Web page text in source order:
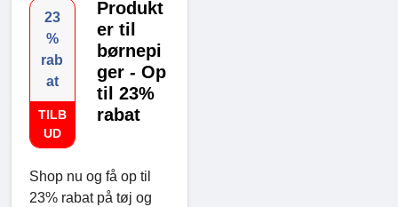
23
%
rab
at
TILB
UD
Produkt
er til
børnepi
ger - Op
til 23%
rabat
Shop nu og få op til
23% rabat på tøj og